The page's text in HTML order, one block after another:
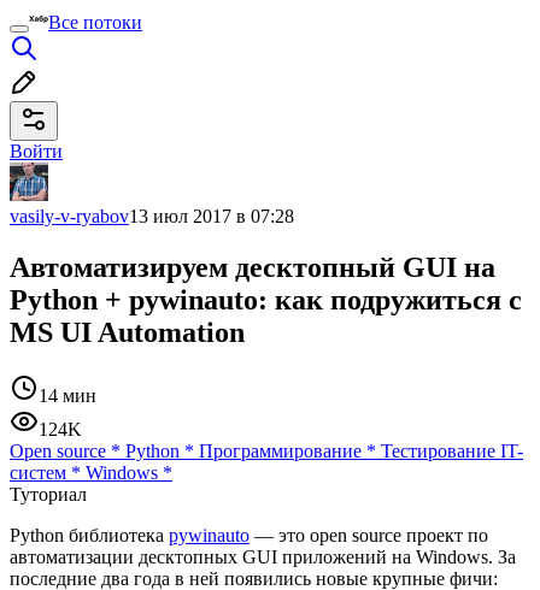
Все потоки
Войти
vasily-v-ryabov13 июл 2017 в 07:28
Автоматизируем десктопный GUI на
Python + pywinauto: как подружиться c
MS UI Automation
14 мин
124K
Open source * Python * Программирование * Тестирование IT-
систем * Windows *
Туториал
Python библиотека pywinauto — это open source проект по
автоматизации десктопных GUI приложений на Windows. За
последние два года в ней появились новые крупные фичи: